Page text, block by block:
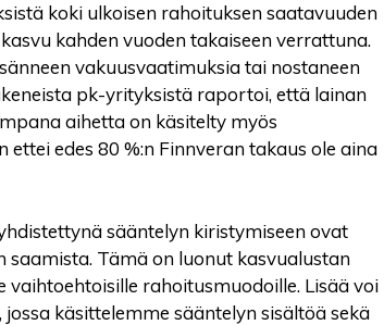
koki ulkoisen rahoituksen saatavuuden
kahden vuoden takaiseen verrattuna.
vakuusvaatimuksia tai nostaneen
pk-yrityksistä raportoi, että lainan
aihetta on käsitelty myös
ettei edes 80 %:n Finnveran takaus ole aina
sääntelyn kiristymiseen ovat
Tämä on luonut kasvualustan
rahoitusmuodoille. Lisää voi
, jossa käsittelemme sääntelyn sisältöä sekä